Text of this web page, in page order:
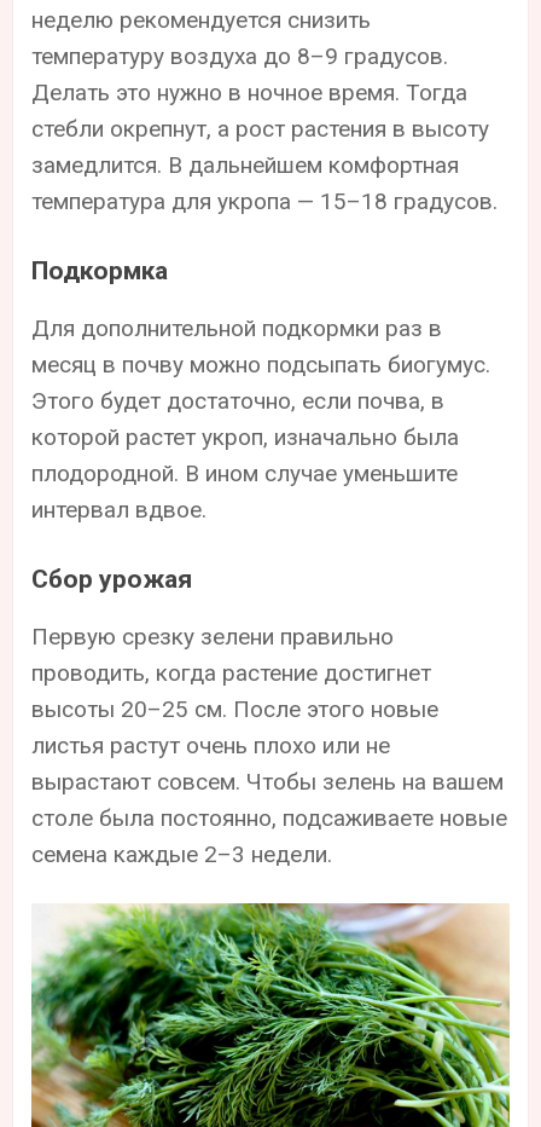
неделю рекомендуется снизить
температуру воздуха до 8–9 градусов.
Делать это нужно в ночное время. Тогда
стебли окрепнут, а рост растения в высоту
замедлится. В дальнейшем комфортная
температура для укропа — 15–18 градусов.
Подкормка
Для дополнительной подкормки раз в
месяц в почву можно подсыпать биогумус.
Этого будет достаточно, если почва, в
которой растет укроп, изначально была
плодородной. В ином случае уменьшите
интервал вдвое.
Сбор урожая
Первую срезку зелени правильно
проводить, когда растение достигнет
высоты 20–25 см. После этого новые
листья растут очень плохо или не
вырастают совсем. Чтобы зелень на вашем
столе была постоянно, подсаживаете новые
семена каждые 2–3 недели.